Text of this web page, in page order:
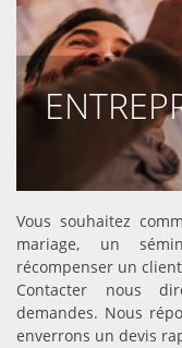
Vous souhaitez
mariage, un
récompenser un
Contacter nous
demandes. Nous
enverrons un devis